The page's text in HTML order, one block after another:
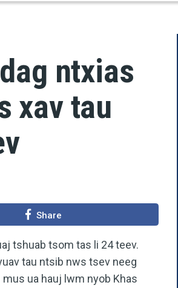
ntxias
xav tau
Share
tshuab tsom tas li 24 teev.
tau ntsib nws tsev neeg
ua hauj lwm nyob Khas